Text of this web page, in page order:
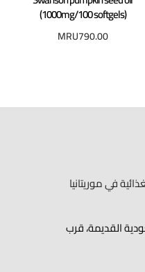
(1000mg/100 softgels)
MRU790.00
في موريتانيا
القديمة، قرب